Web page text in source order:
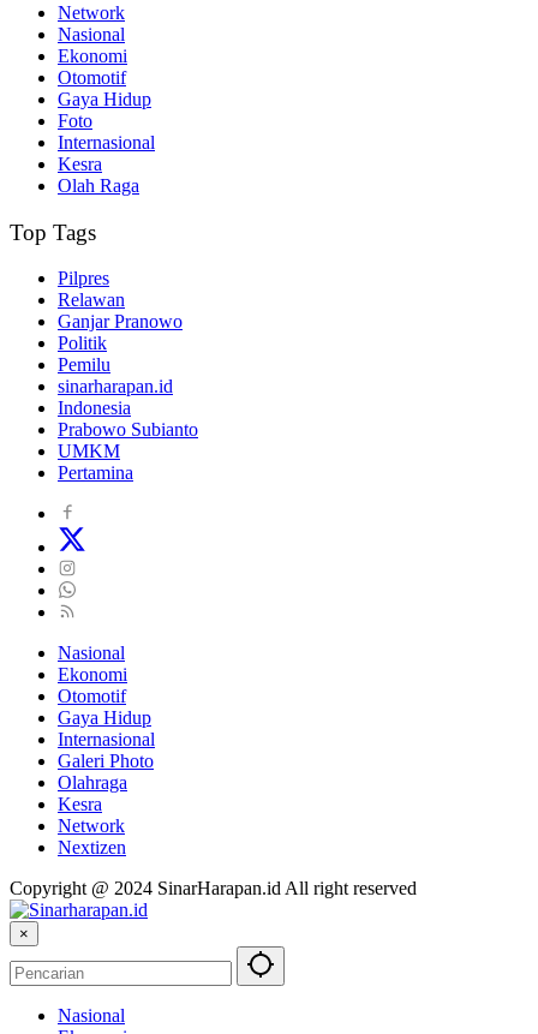
Network
Nasional
Ekonomi
Otomotif
Gaya Hidup
Foto
Internasional
Kesra
Olah Raga
Top Tags
Pilpres
Relawan
Ganjar Pranowo
Politik
Pemilu
sinarharapan.id
Indonesia
Prabowo Subianto
UMKM
Pertamina
Nasional
Ekonomi
Otomotif
Gaya Hidup
Internasional
Galeri Photo
Olahraga
Kesra
Network
Nextizen
Copyright @ 2024 SinarHarapan.id All right reserved
×
Nasional